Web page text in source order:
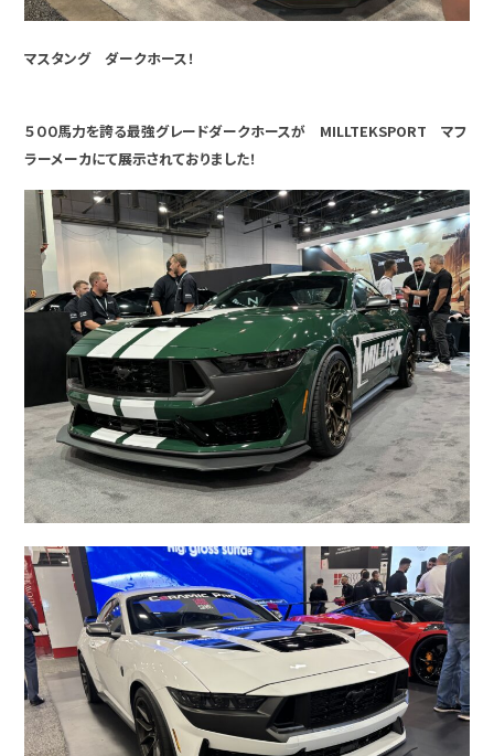
マスタング ダークホース！
５００馬力を誇る最強グレードダークホースが MILLTEKSPORT マフ
ラーメーカにて展示されておりました！